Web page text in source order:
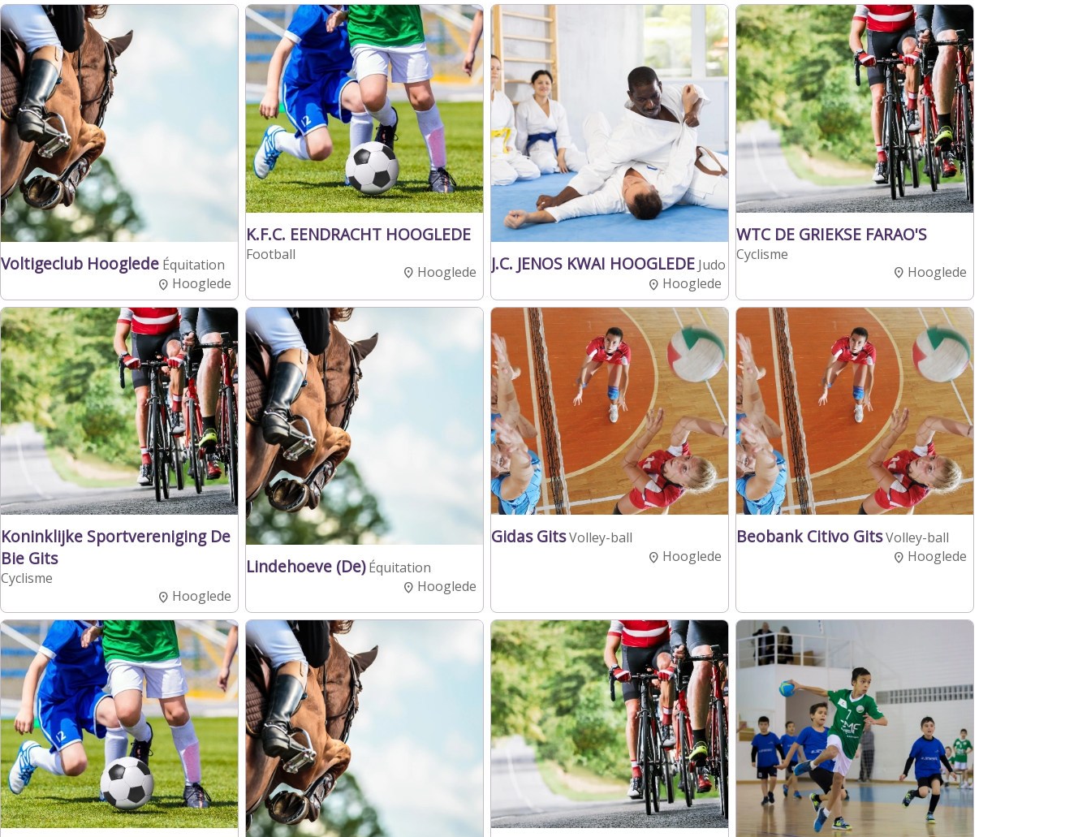
Voltigeclub Hooglede Équitation
Hooglede
K.F.C. EENDRACHT HOOGLEDE
Football
Hooglede
J.C. JENOS KWAI HOOGLEDE Judo
Hooglede
WTC DE GRIEKSE FARAO'S
Cyclisme
Hooglede
Koninklijke Sportvereniging De
Bie Gits
Cyclisme
Hooglede
Lindehoeve (De) Équitation
Hooglede
Gidas GitsVolley-ball
Hooglede
Beobank Citivo GitsVolley-ball
Hooglede